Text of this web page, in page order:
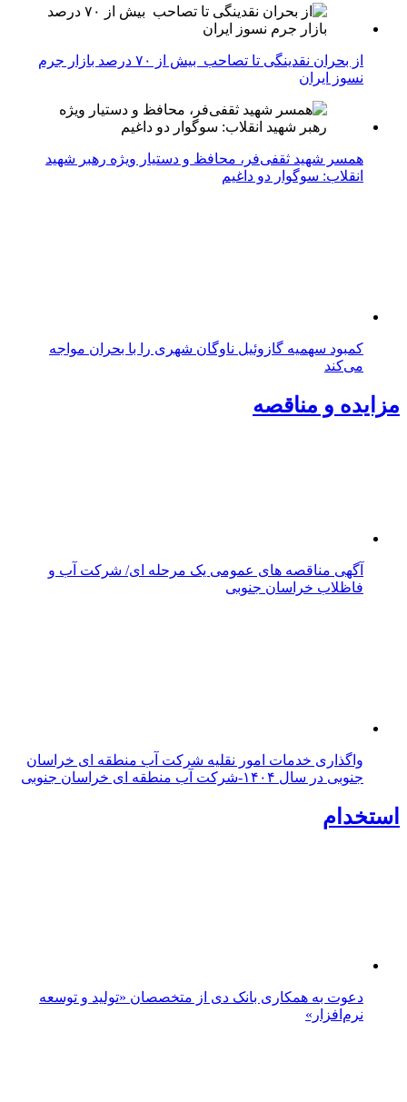
از بحران نقدینگی تا تصاحب بیش از ۷۰ درصد بازار جرم
نسوز ایران
همسر شهید ثقفی‌فر، محافظ و دستیار ویژه رهبر شهید
انقلاب: سوگوار دو داغیم
مزایده و مناقصه
آگهی مناقصه های عمومی یک مرحله ای/ شرکت آب و
فاظلاب خراسان جنوبی
استخدام
اطلاعیه استخدام/ شرکت ایران ترانسفو(تولیدکننده
تازه ها پربازدید
بهره‌مندی ۱۱ روستای خراسان جنوبی از راه آسفالته در چهار
ماهه نخست سال ۱۴۰۵